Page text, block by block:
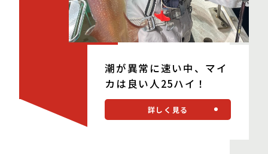
潮が異常に速い中、マイ
カは良い人25ハイ！
詳しく見る